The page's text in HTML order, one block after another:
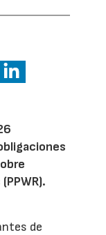
de